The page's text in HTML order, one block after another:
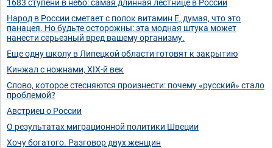
1683 ступени в небо: самая длинная лестнице в России
Народ в России сметает с полок витамин Е, думая, что это
панацея. Но будьте осторожны: эта модная штука может
нанести серьезный вред вашему организму.
Еще одну школу в Липецкой области готовят к закрытию
Кинжал с ножнами, XIX-й век
Слово, которое стесняются произнести: почему «русский» стало
проблемой?
Австриец о России
О результатах миграционной политики Швеции
Хочу богатого. Разговор двух женщин